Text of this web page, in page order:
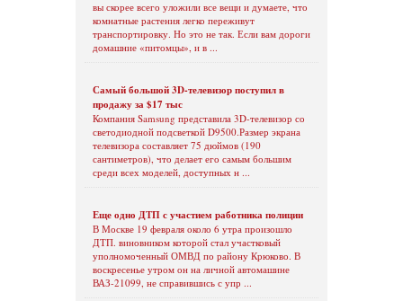
вы скорее всего уложили все вещи и думаете, что
комнатные растения легко переживут
транспортировку. Но это не так. Если вам дороги
домашние «питомцы», и в ...
Самый большой 3D-телевизор поступил в
продажу за $17 тыс
Компания Samsung представила 3D-телевизор со
светодиодной подсветкой D9500.Размер экрана
телевизора составляет 75 дюймов (190
сантиметров), что делает его самым большим
среди всех моделей, доступных н ...
Еще одно ДТП с участием работника полиции
В Москве 19 февраля около 6 утра произошло
ДТП. виновником которой стал участковый
уполномоченный ОМВД по району Крюково. В
воскресенье утром он на личной автомашине
ВАЗ-21099, не справившись с упр ...